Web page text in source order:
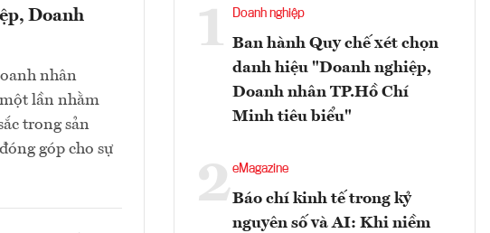
Doanh
nhân
lần nhằm
trong sản
góp cho sự
1 Doanh nghiệp
Ban hành Quy chế xét chọn
danh hiệu "Doanh nghiệp,
Doanh nhân TP.Hồ Chí
Minh tiêu biểu"
2eMagazine
Báo chí kinh tế trong kỷ
nguyên số và AI: Khi niềm